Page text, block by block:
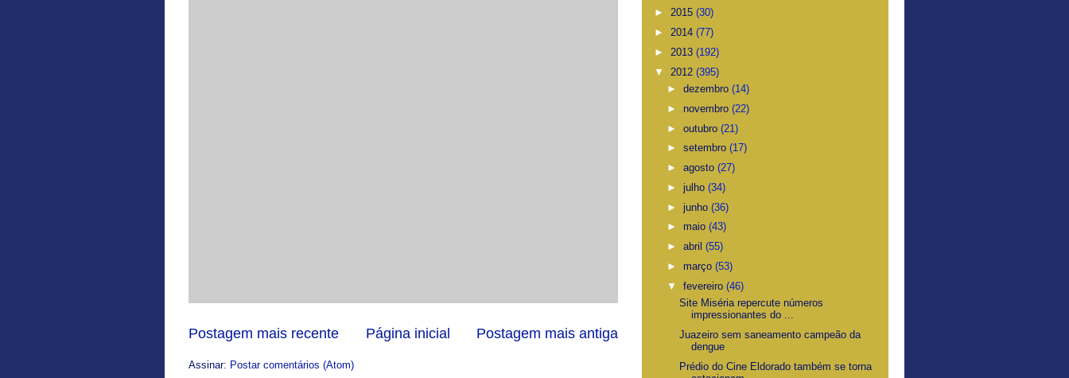
Postagem mais recente Postagem mais antiga
Página inicial
Assinar: Postar comentários (Atom)
► 2015 (30)
► 2014 (77)
► 2013 (192)
▼ 2012 (395)
► dezembro (14)
► novembro (22)
► outubro (21)
► setembro (17)
► agosto (27)
► julho (34)
► junho (36)
► maio (43)
► abril (55)
► março (53)
▼ fevereiro (46)
Site Miséria repercute números
impressionantes do ...
Juazeiro sem saneamento campeão da
dengue
Prédio do Cine Eldorado também se torna